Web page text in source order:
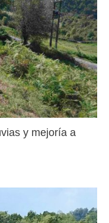
y mejoría a